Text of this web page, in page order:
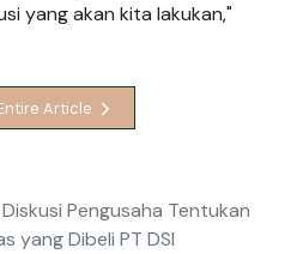
yang akan kita lakukan,"
Article
Pengusaha Tentukan
yang Dibeli PT DSI